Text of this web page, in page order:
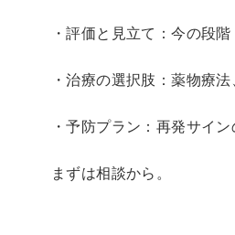
・評価と見立て：今の段
・治療の選択肢：薬物療
・予防プラン：再発サイ
まずは相談から。